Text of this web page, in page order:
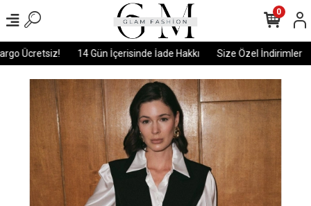
Ücretsiz! 14 Gün İçerisinde İade Hakkı Size Özel İndirimler
0